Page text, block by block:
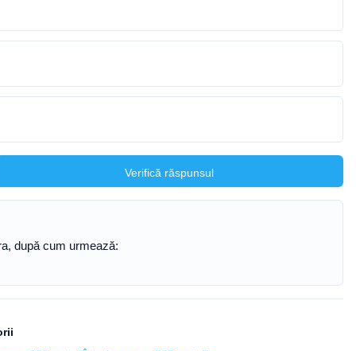
Verifică răspunsul
după cum urmează: